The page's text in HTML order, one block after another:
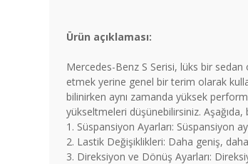
Ürün açıklaması:
Mercedes-Benz S Serisi, lüks bir
etmek yerine genel bir terim olarak
bilinirken aynı zamanda yüksek
yükseltmeleri düşünebilirsiniz.
1. Süspansiyon Ayarları: Süspansiyon
2. Lastik Değişiklikleri: Daha geniş,
3. Direksiyon ve Dönüş Ayarları: